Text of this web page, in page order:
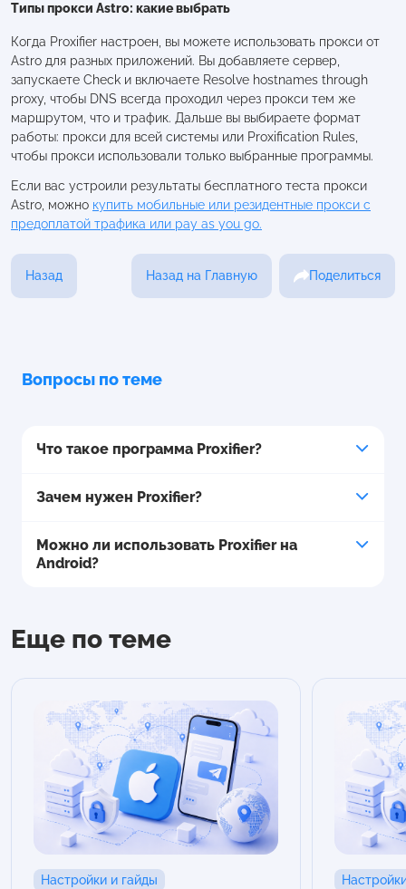
Типы прокси Astro: какие выбрать
Когда Proxifier настроен, вы можете использовать прокси от
Astro для разных приложений. Вы добавляете сервер,
запускаете Check и включаете Resolve hostnames through
proxy, чтобы DNS всегда проходил через прокси тем же
маршрутом, что и трафик. Дальше вы выбираете формат
работы: прокси для всей системы или Proxification Rules,
чтобы прокси использовали только выбранные программы.
Если вас устроили результаты бесплатного теста прокси
Astro, можно купить мобильные или резидентные прокси с
предоплатой трафика или pay as you go.
Назад Назад на Главную Поделиться
Вопросы по теме
Что такое программа Proxifier?
Зачем нужен Proxifier?
Можно ли использовать Proxifier на
Android?
Еще по теме
Настройки и гайды